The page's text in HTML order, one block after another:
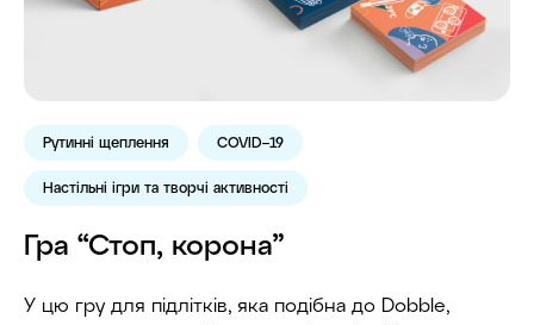
Рутинні щеплення COVID–19
Настільні ігри та творчі активності
Гра “Стоп, корона”
У цю гру для підлітків, яка подібна до Dobble,